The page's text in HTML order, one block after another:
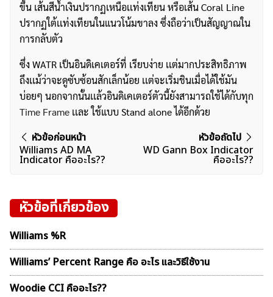
ค้นหา
สำหรับ:
ขึ้น เส้นสีน้ำเงินปรากฏเหนือเเท่งเทียน หรือเส้น Coral Line
ปรากฏใต้เเท่งเทียนในแนวโน้มขาลง ซึ่งถือว่าเป็นสัญญาณใน
การกลับตัว
ซึ่ง WATR เป็นอินดิเคเตอร์ที่ เรียบง่าย เเต่มากประสิทธิภาพ
ถึงเเม้ว่าจะดูซับซ้อนสักเล็กน้อย เเต่จะเริ่มชินเมื่อได้ใช้มัน
บ่อยๆ นอกจากนั้นเเล้วอินดิเคเตอร์ตัวนี้ยังสามารถใช้ได้กับทุก
Time Frame เเละ ใช้แบบ Stand alone ได้อีกด้วย
แนะแนว
เรื่อง
หัวข้อก่อนหน้า
Williams AD MA
Indicator คืออะไร??
หัวข้อถัดไป
WD Gann Box Indicator
คืออะไร??
หัวข้อที่เกี่ยวข้อง
Williams %R
Williams’ Percent Range คือ อะไร และวิธีใช้งาน
Woodie CCI คืออะไร??